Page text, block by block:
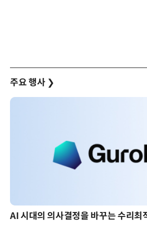
주요 행사 ❯